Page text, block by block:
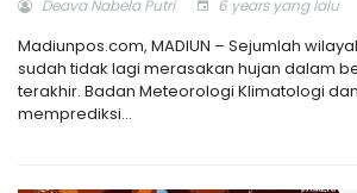
Deava Nabela Putri 6 years yang lalu
Madiunpos.com, MADIUN – Sejumlah
sudah tidak lagi merasakan hujan dalam
terakhir. Badan Meteorologi Klimatologi
memprediksi...